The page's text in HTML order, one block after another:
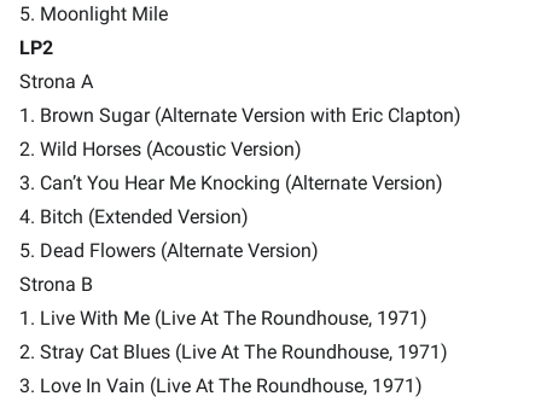
5. Moonlight Mile
LP2
Strona A
1. Brown Sugar (Alternate Version with Eric Clapton)
2. Wild Horses (Acoustic Version)
3. Can’t You Hear Me Knocking (Alternate Version)
4. Bitch (Extended Version)
5. Dead Flowers (Alternate Version)
Strona B
1. Live With Me (Live At The Roundhouse, 1971)
2. Stray Cat Blues (Live At The Roundhouse, 1971)
3. Love In Vain (Live At The Roundhouse, 1971)